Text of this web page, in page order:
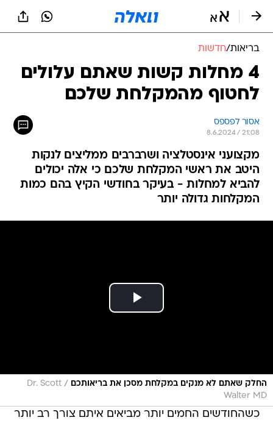
בריאות/חדשות
4 מחלות קשות שאתם עלולים
לחטוף מהמקלחת שלכם
אסור לפספס
8.6.2024 / 21:08
מקצועני אינסטלציה ושרברבים ממליצים לנקות
היטב את ראשי המקלחת שלכם כי אלה יכולים
להביא למחלות - בעיקר בחודשי הקיץ בהם כמות
המקלחות גדולה יותר
החלק שאתם לא מנקים במקלחת מסכן את בריאותכם /
Dr. Scott
Walter MD
כשהחודשים החמים יותר מביאים איתם צורך רב יותר